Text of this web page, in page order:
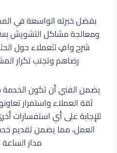
بفضل خبرته الواسعة في
ومعالجة مشاكل التشويش
شرح وافٍ للعملاء حول
رضاهم وتجنب تكرار
يضمن الفني أن تكون الخدمة
ثقة العملاء واستمرار
للإجابة على أي استفسارات
العمل، مما يضمن تقديم
مدار